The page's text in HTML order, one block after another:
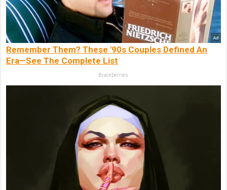
Remember Them? These '90s Couples Defined An
Era—See The Complete List
Brainberries